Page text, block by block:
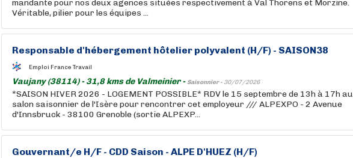
mandante pour nos deux agences situées respectivement à Val Thorens et Morzine.
Véritable, pilier pour les équipes ...
Responsable d'hébergement hôtelier polyvalent (H/F) - SAISON38
Emploi France Travail
Vaujany (38114) - 31,8 kms de Valmeinier - Saisonnier - 30/07/2026
*SAISON HIVER 2026 - LOGEMENT POSSIBLE* RDV le 15 septembre de 13h à 17h au
salon saisonnier de l'Isère pour rencontrer cet employeur /// ALPEXPO - 2 Avenue
d'Innsbruck - 38100 Grenoble (sortie ALPEXP...
Gouvernant/e H/F - CDD Saison - ALPE D'HUEZ (H/F)